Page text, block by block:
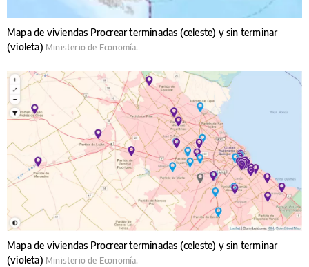
Mapa de viviendas Procrear terminadas (celeste) y sin terminar
(violeta) Ministerio de Economía.
Mapa de viviendas Procrear terminadas (celeste) y sin terminar
(violeta) Ministerio de Economía.